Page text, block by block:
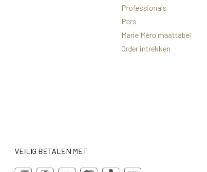
Professionals
Pers
Marie Méro maattabel
Order intrekken
VEILIG BETALEN MET